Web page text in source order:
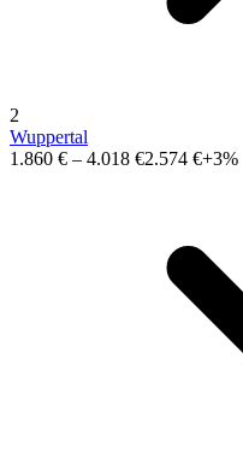
2
Wuppertal
1.860 € – 4.018 €2.574 €+3%